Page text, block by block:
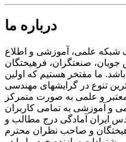
درباره ما
شبکه علمی، آموزشی و اطلاع
صنعتگران، فرهیختگان
ما مفتخر هستیم که اولین
تنوع در گرایشهای مهندسی
و علمی به صورت متمرکز
و آموزشی به تمامی کاربران
ایران آمادگی درج مطالب و
و صاحب نظران محترم